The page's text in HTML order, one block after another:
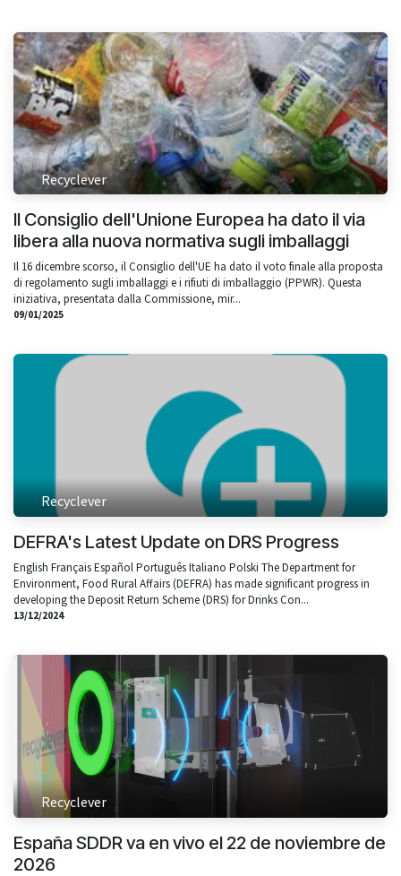
Recyclever
Il Consiglio dell'Unione Europea ha dato il via
libera alla nuova normativa sugli imballaggi
Il 16 dicembre scorso, il Consiglio dell'UE ha dato il voto finale alla proposta
di regolamento sugli imballaggi e i rifiuti di imballaggio (PPWR). Questa
iniziativa, presentata dalla Commissione, mir...
09/01/2025
Recyclever
DEFRA's Latest Update on DRS Progress
English Français Español Português Italiano Polski The Department for
Environment, Food Rural Affairs (DEFRA) has made significant progress in
developing the Deposit Return Scheme (DRS) for Drinks Con...
13/12/2024
Recyclever
España SDDR va en vivo el 22 de noviembre de
2026